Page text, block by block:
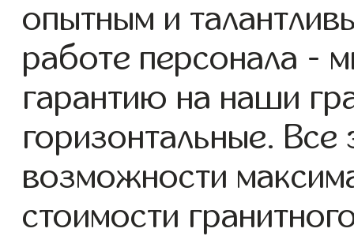
опытным и
работе персонала -
гарантию на наши
горизонтальные. Все
возможности
стоимости